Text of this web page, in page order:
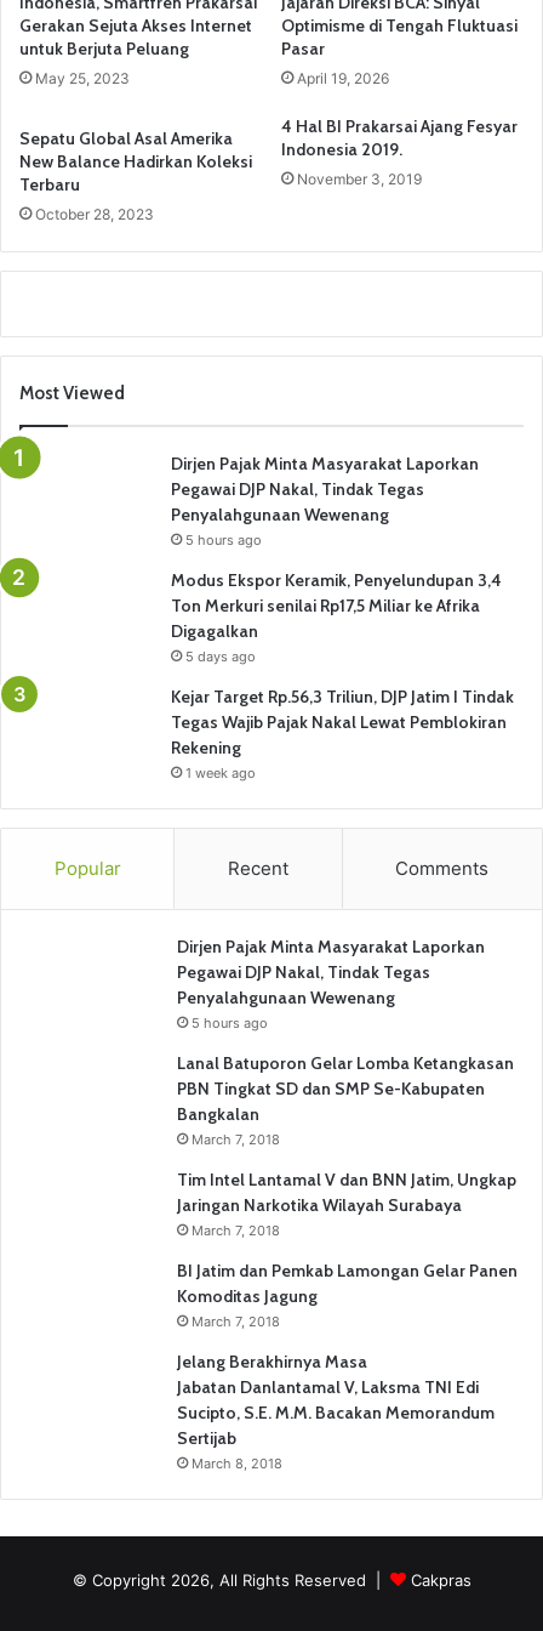
Gerakan Sejuta Akses Internet
untuk Berjuta Peluang
May 25, 2023
Optimisme di Tengah Fluktuasi
Pasar
April 19, 2026
Sepatu Global Asal Amerika
New Balance Hadirkan Koleksi
Terbaru
October 28, 2023
4 Hal BI Prakarsai Ajang Fesyar
Indonesia 2019.
November 3, 2019
Most Viewed
Dirjen Pajak Minta Masyarakat Laporkan
Pegawai DJP Nakal, Tindak Tegas
Penyalahgunaan Wewenang
5 hours ago
Modus Ekspor Keramik, Penyelundupan 3,4
Ton Merkuri senilai Rp17,5 Miliar ke Afrika
Digagalkan
5 days ago
Kejar Target Rp.56,3 Triliun, DJP Jatim I Tindak
Tegas Wajib Pajak Nakal Lewat Pemblokiran
Rekening
1 week ago
Popular Recent Comments
Dirjen Pajak Minta Masyarakat Laporkan
Pegawai DJP Nakal, Tindak Tegas
Penyalahgunaan Wewenang
5 hours ago
Lanal Batuporon Gelar Lomba Ketangkasan
PBN Tingkat SD dan SMP Se-Kabupaten
Bangkalan
March 7, 2018
Tim Intel Lantamal V dan BNN Jatim, Ungkap
Jaringan Narkotika Wilayah Surabaya
March 7, 2018
BI Jatim dan Pemkab Lamongan Gelar Panen
Komoditas Jagung
March 7, 2018
Jelang Berakhirnya Masa
Jabatan Danlantamal V, Laksma TNI Edi
Sucipto, S.E. M.M. Bacakan Memorandum
Sertijab
March 8, 2018
© Copyright 2026, All Rights Reserved | Cakpras